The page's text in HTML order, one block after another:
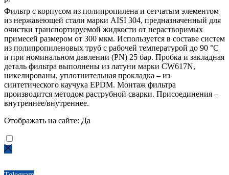
Фильтр с корпусом из полипропилена и сетчатым элементом
из нержавеющей стали марки AISI 304, предназначенный для
очистки транспортируемой жидкости от нерастворимых
примесей размером от 300 мкм. Используется в составе систем
из полипропиленовых труб c рабочей температурой до 90 °С
и при номинальном давлении (PN) 25 бар. Пробка и закладная
деталь фильтра выполнены из латуни марки CW617N,
никелированы, уплотнительная прокладка – из
синтетического каучука EPDM. Монтаж фильтра
производится методом раструбной сварки. Присоединения –
внутреннее/внутреннее.
Отображать на сайте: Да